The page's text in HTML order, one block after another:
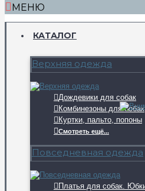
МЕНЮ
КАТАЛОГ
Верхняя одежда
Дождевики для собак
Комбинезоны для собак
Куртки, пальто, попоны
Смотреть ещё...
Повседневная одежда
Платья для собак.